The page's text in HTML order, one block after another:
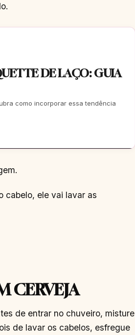
DE LAÇO: GUIA
como incorporar essa tendência
cabelo, ele vai lavar as
CERVEJA
de entrar no chuveiro, misture
de lavar os cabelos, esfregue